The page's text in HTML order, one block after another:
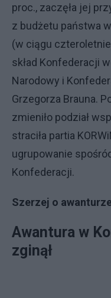
proc., zaczęła jej
z budżetu państwa
(w ciągu
skład Konfederacji
Narodowy i
Grzegorza Brauna.
zmieniło podział
straciła partia
ugrupowanie
Konfederacji.
Szerzej o
Awantura w
zginął